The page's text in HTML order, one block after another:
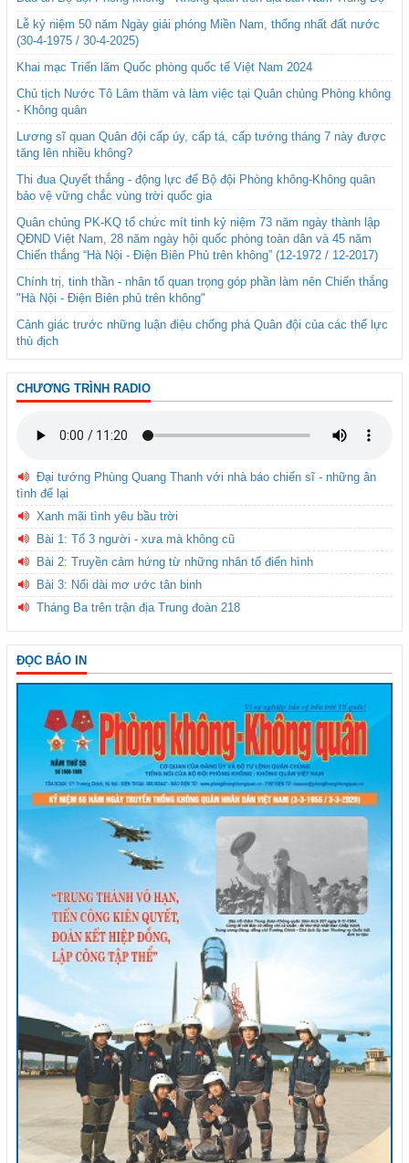
Lễ kỷ niệm 50 năm Ngày giải phóng Miền Nam, thống nhất đất nước
(30-4-1975 / 30-4-2025)
Khai mạc Triển lãm Quốc phòng quốc tế Việt Nam 2024
Chủ tịch Nước Tô Lâm thăm và làm việc tại Quân chủng Phòng không
- Không quân
Lương sĩ quan Quân đội cấp úy, cấp tá, cấp tướng tháng 7 này được
tăng lên nhiều không?
Thi đua Quyết thắng - động lực để Bộ đội Phòng không-Không quân
bảo vệ vững chắc vùng trời quốc gia
Quân chủng PK-KQ tổ chức mít tinh kỷ niệm 73 năm ngày thành lập
QĐND Việt Nam, 28 năm ngày hội quốc phòng toàn dân và 45 năm
Chiến thắng “Hà Nội - Điện Biên Phủ trên không” (12-1972 / 12-2017)
Chính trị, tinh thần - nhân tố quan trọng góp phần làm nên Chiến thắng
"Hà Nội - Điện Biên phủ trên không"
Cảnh giác trước những luận điệu chống phá Quân đội của các thế lực
thù địch
CHƯƠNG TRÌNH RADIO
Đại tướng Phùng Quang Thanh với nhà báo chiến sĩ - những ân
tình để lại
Xanh mãi tình yêu bầu trời
Bài 1: Tổ 3 người - xưa mà không cũ
Bài 2: Truyền cảm hứng từ những nhân tố điển hình
Bài 3: Nối dài mơ ước tân binh
Tháng Ba trên trận địa Trung đoàn 218
ĐỌC BÁO IN